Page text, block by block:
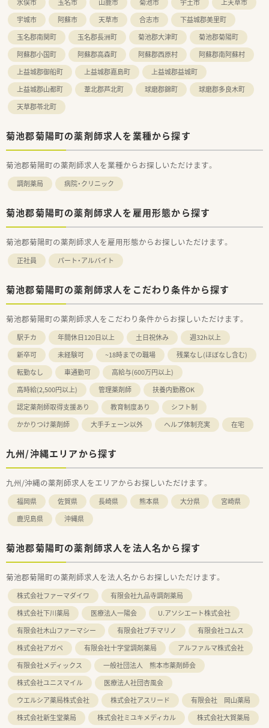
けた研修内容を取り揃えています。
■実務経験が無い方やブランクがある方も安心できる教育プロ
グラムがあるので安心してスキルアップ出来ます。
■社員教育に関しては、基本研修から興味ある分野を学べるテー
マ別研修があり、その他年次や役職に合わせた研修が充実してい
ます。
■がん専門薬剤師は、九州がんセンターと九州大学病院と提携を
しており、症例集めなどは可能です。
■自社開発の150コンテンツある動画は自宅でも視聴可能なよ
うに1社員1IDが付与されています。
取得も可能です。
<患者様への取り組み>
■最新機器や処方せん送信アプリ導入で、薬剤師の負担を軽減す
宇城市
阿蘇市 天草市 合志市
下益城郡美里町
玉名郡南関町
玉名郡長洲町 菊池郡大津町
菊池郡菊陽町
阿蘇郡小国町
阿蘇郡高森町 阿蘇郡西原村
阿蘇郡南阿蘇村
上益城郡御船町
上益城郡嘉島町
上益城郡益城町
上益城郡山都町
葦北郡芦北町 球磨郡錦町
球磨郡多良木町
天草郡苓北町
菊池郡菊陽町の薬剤師求人を業種から探す
菊池郡菊陽町の薬剤師求人を業種からお探しいただけます。
調剤薬局 病院・クリニック
菊池郡菊陽町の薬剤師求人を雇用形態から探す
菊池郡菊陽町の薬剤師求人を雇用形態からお探しいただけます。
正社員 パート・アルバイト
菊池郡菊陽町の薬剤師求人をこだわり条件から探す
菊池郡菊陽町の薬剤師求人をこだわり条件からお探しいただけます。
駅チカ 年間休日120日以上 土日祝休み
週32h以上
新卒可
未経験可 ~18時までの職場
残業なし(ほぼなし含む)
転勤なし
車通勤可
高給与(600万円以上)
高時給(2,500円以上)
管理薬剤師
扶養内勤務OK
認定薬剤師取得支援あり
教育制度あり
シフト制
かかりつけ薬剤師
大手チェーン以外 ヘルプ体制充実 在宅
九州/沖縄エリアから探す
九州/沖縄の薬剤師求人をエリアからお探しいただけます。
福岡県 佐賀県 長崎県 熊本県 大分県
宮崎県
鹿児島県
沖縄県
菊池郡菊陽町の薬剤師求人を法人名から探す
菊池郡菊陽町の薬剤師求人を法人名からお探しいただけます。
株式会社ファーマダイワ
有限会社九品寺調剤薬局
株式会社下川薬局
医療法人一陽会
U.アソシエート株式会社
有限会社木山ファーマシー
有限会社プチマリノ
有限会社コムス
株式会社アガペ
有限会社十字堂調剤薬局
アルファルマ株式会社
有限会社メディックス
一般社団法人 熊本市薬剤師会
株式会社ユニスマイル
医療法人社団杏風会
ウエルシア薬局株式会社
株式会社アスリード
有限会社 岡山薬局
株式会社新生堂薬局
株式会社ミユキメディカル
株式会社大賀薬局